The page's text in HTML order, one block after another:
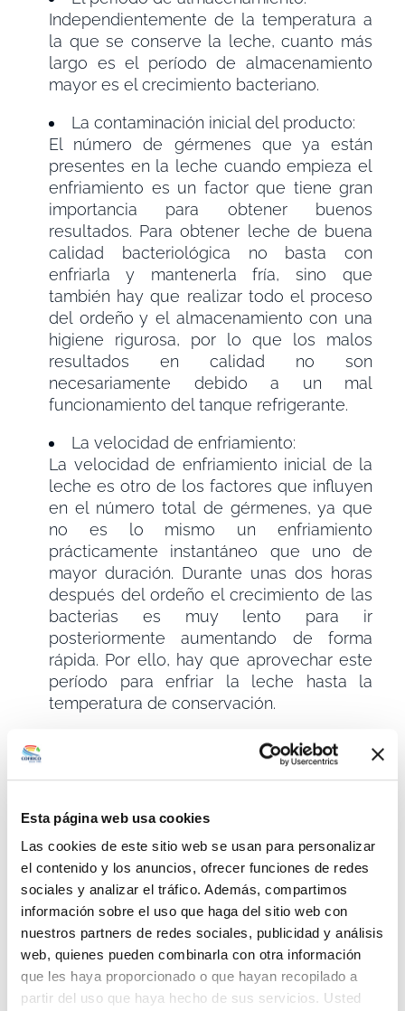
Esta página web usa cookies
Las cookies de este sitio web se usan para personalizar
el contenido y los anuncios, ofrecer funciones de redes
sociales y analizar el tráfico. Además, compartimos
información sobre el uso que haga del sitio web con
nuestros partners de redes sociales, publicidad y análisis
web, quienes pueden combinarla con otra información
que les haya proporcionado o que hayan recopilado a
partir del uso que haya hecho de sus servicios. Usted
Independientemente de la temperatura a
la que se conserve la leche, cuanto más
largo es el período de almacenamiento
mayor es el crecimiento bacteriano.
La contaminación inicial del producto:
El número de gérmenes que ya están
presentes en la leche cuando empieza el
enfriamiento es un factor que tiene gran
importancia para obtener buenos
resultados. Para obtener leche de buena
calidad bacteriológica no basta con
enfriarla y mantenerla fría, sino que
también hay que realizar todo el proceso
del ordeño y el almacenamiento con una
higiene rigurosa, por lo que los malos
resultados en calidad no son
necesariamente debido a un mal
funcionamiento del tanque refrigerante.
La velocidad de enfriamiento:
La velocidad de enfriamiento inicial de la
leche es otro de los factores que influyen
en el número total de gérmenes, ya que
no es lo mismo un enfriamiento
prácticamente instantáneo que uno de
mayor duración. Durante unas dos horas
después del ordeño el crecimiento de las
bacterias es muy lento para ir
posteriormente aumentando de forma
rápida. Por ello, hay que aprovechar este
período para enfriar la leche hasta la
temperatura de conservación.
Cremas, yogures, mantequilla, quesos, helados,